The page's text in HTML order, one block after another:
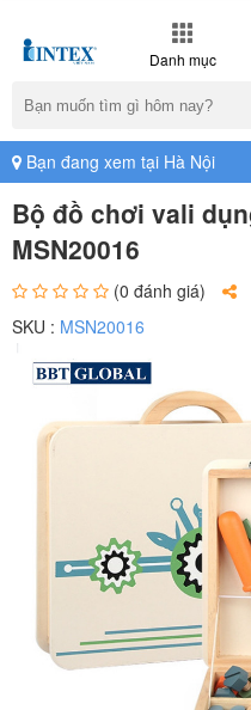
Danh mục
Bạn đang xem tại Hà Nội
Bộ đồ chơi vali
MSN20016
(0 đánh giá)
SKU : MSN20016